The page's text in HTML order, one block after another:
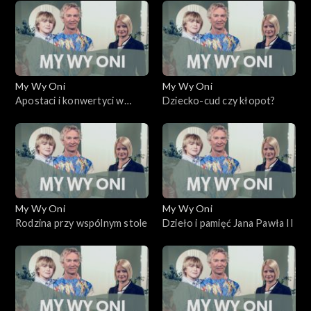
My Wy Oni
Apostaci i konwertyci w
My Wy Oni
Dziecko-cud czy kłopot?
My Wy Oni
Rodzina przy wspólnym stole
My Wy Oni
Dzieło i pamięć Jana Pawła II